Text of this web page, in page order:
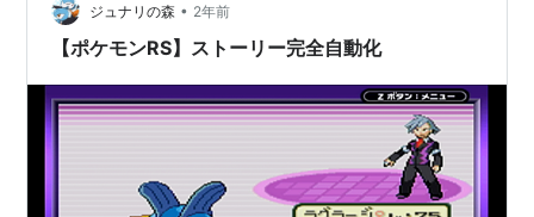
ジュナリの森 • 2年前
【ポケモンRS】ストーリー完全自動化